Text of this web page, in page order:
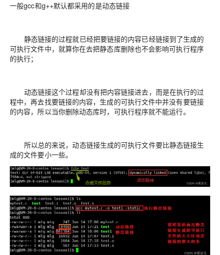
一般gcc和g++默认都采用的是动态链接
静态链接的过程就已经把要链接的内容已经链接到了生成的
可执行文件中，就算你在去把静态库删除也不会影响可执行程序
的执行；
动态链接这个过程却没有把内容链接进去，而是在执行的过
程中，再去找要链接的内容，生成的可执行文件中并没有要链接
的内容，所以当你删除动态库时，可执行程序就不能运行。
所以总的来说，动态链接生成的可执行文件要比静态链接生
成的文件要小一些。